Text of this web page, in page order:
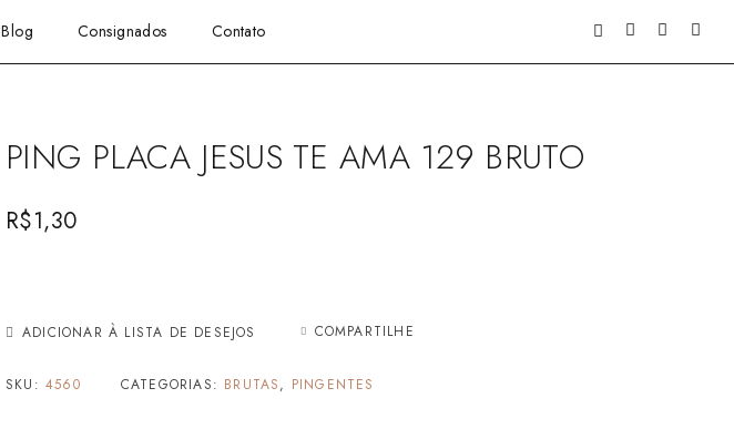
Blog Consignados Contato
PING PLACA JESUS TE AMA 129 BRUTO
R$1,30
ADICIONAR À LISTA DE DESEJOS COMPARTILHE
SKU: 4560 CATEGORIAS: BRUTAS, PINGENTES